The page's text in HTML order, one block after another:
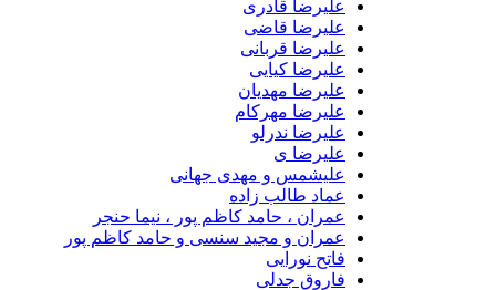
علیرضا قادری
علیرضا قاضی
علیرضا قربانی
علیرضا کیایی
علیرضا مهدیان
علیرضا مهرکام
علیرضا ندرلو
علیرضا ی
علیشمس و مهدی جهانی
عماد طالب زاده
عمران ، حامد کاظم پور ، نیما حنجر
عمران و مجید سنسی و حامد کاظم پور
فاتح نورایی
فاروق جدلی